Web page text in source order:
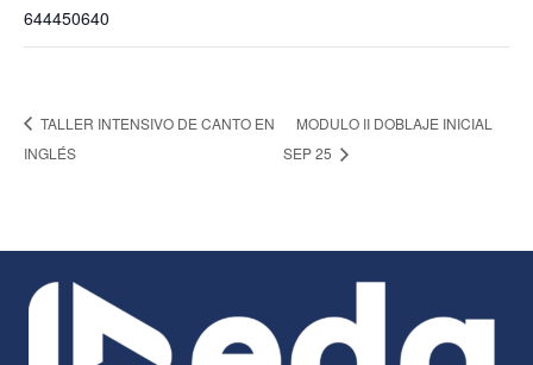
644450640
TALLER INTENSIVO DE CANTO EN
INGLÉS
MODULO II DOBLAJE INICIAL
SEP 25